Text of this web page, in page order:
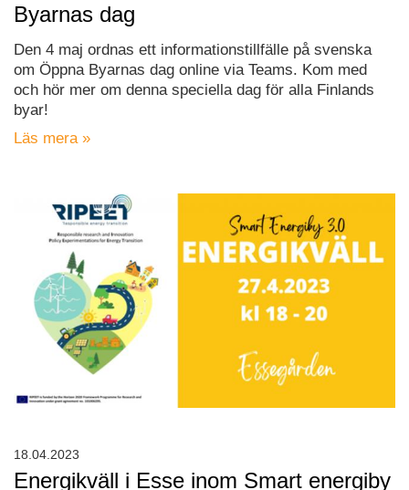
Byarnas dag
Den 4 maj ordnas ett informationstillfälle på svenska
om Öppna Byarnas dag online via Teams. Kom med
och hör mer om denna speciella dag för alla Finlands
byar!
Läs mera »
Energikväll i Esse inom Smart energiby
18.04.2023